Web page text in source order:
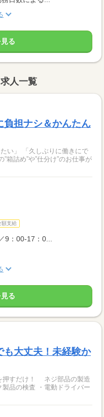
る
人一覧
負担ナシ＆かんたん
い」 「久しぶりに働きにで
額支給
9：00-17：0...
る
大丈夫！未経験か
動ドライバー